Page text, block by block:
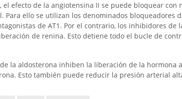
el efecto de la angiotensina II se puede bloquear con
Para ello se utilizan los denominados bloqueadores
de AT1. Por el contrario, los inhibidores de
de renina. Esto detiene todo el bucle de
la aldosterona inhiben la liberación de la hormona
Esto también puede reducir la presión arterial